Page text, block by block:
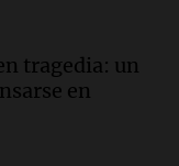
para una
y el
tragedia: un
en